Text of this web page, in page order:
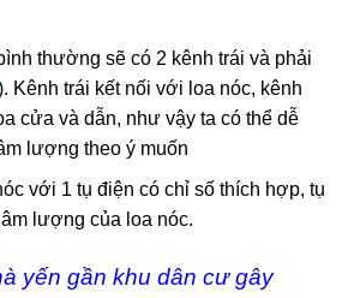
thường sẽ có 2 kênh trái và phải
Kênh trái kết nối với loa nóc, kênh
cửa và dẫn, như vậy ta có thể dễ
lượng theo ý muốn
với 1 tụ điện có chỉ số thích hợp, tụ
lượng của loa nóc.
yến gần khu dân cư gây